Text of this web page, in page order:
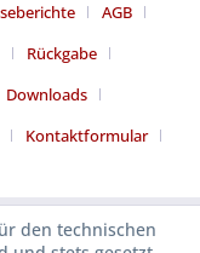
AGB
Rückgabe
Downloads
Kontaktformular
den technischen